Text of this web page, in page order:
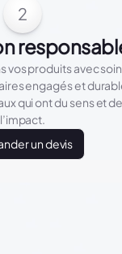
2
vos produits avec
engagés et
qui ont du sens et de
l’impact.
un devis